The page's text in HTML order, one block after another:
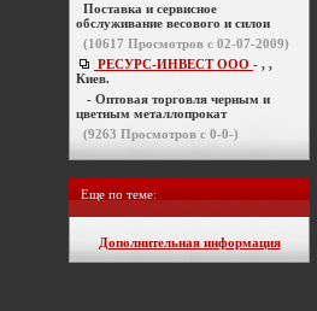
Поставка и сервисное
обслуживание весового и силои
(10617 Просмотров с 02-07-2009)
РЕСУРС-ИНВЕСТ ООО - , ,
Киев.
- Оптовая торговля черным и
цветным металлопрокат
(9263 Просмотров с 0-0-)
Еще по теме:
Дополнительная информация